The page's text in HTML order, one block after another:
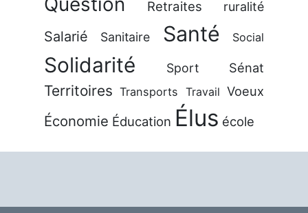
Retraites ruralité
Salarié Sanitaire Santé Social
Solidarité Sport Sénat
Territoires Transports Travail Voeux
Économie Éducation Élus école